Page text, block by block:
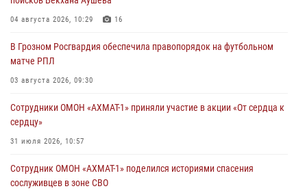
04 августа 2026, 10:29 16
В Грозном Росгвардия обеспечила правопорядок на футбольном
матче РПЛ
03 августа 2026, 09:30
Сотрудники ОМОН «АХМАТ-1» приняли участие в акции «От сердца к
сердцу»
31 июля 2026, 10:57
Сотрудник ОМОН «АХМАТ-1» поделился историями спасения
сослуживцев в зоне СВО